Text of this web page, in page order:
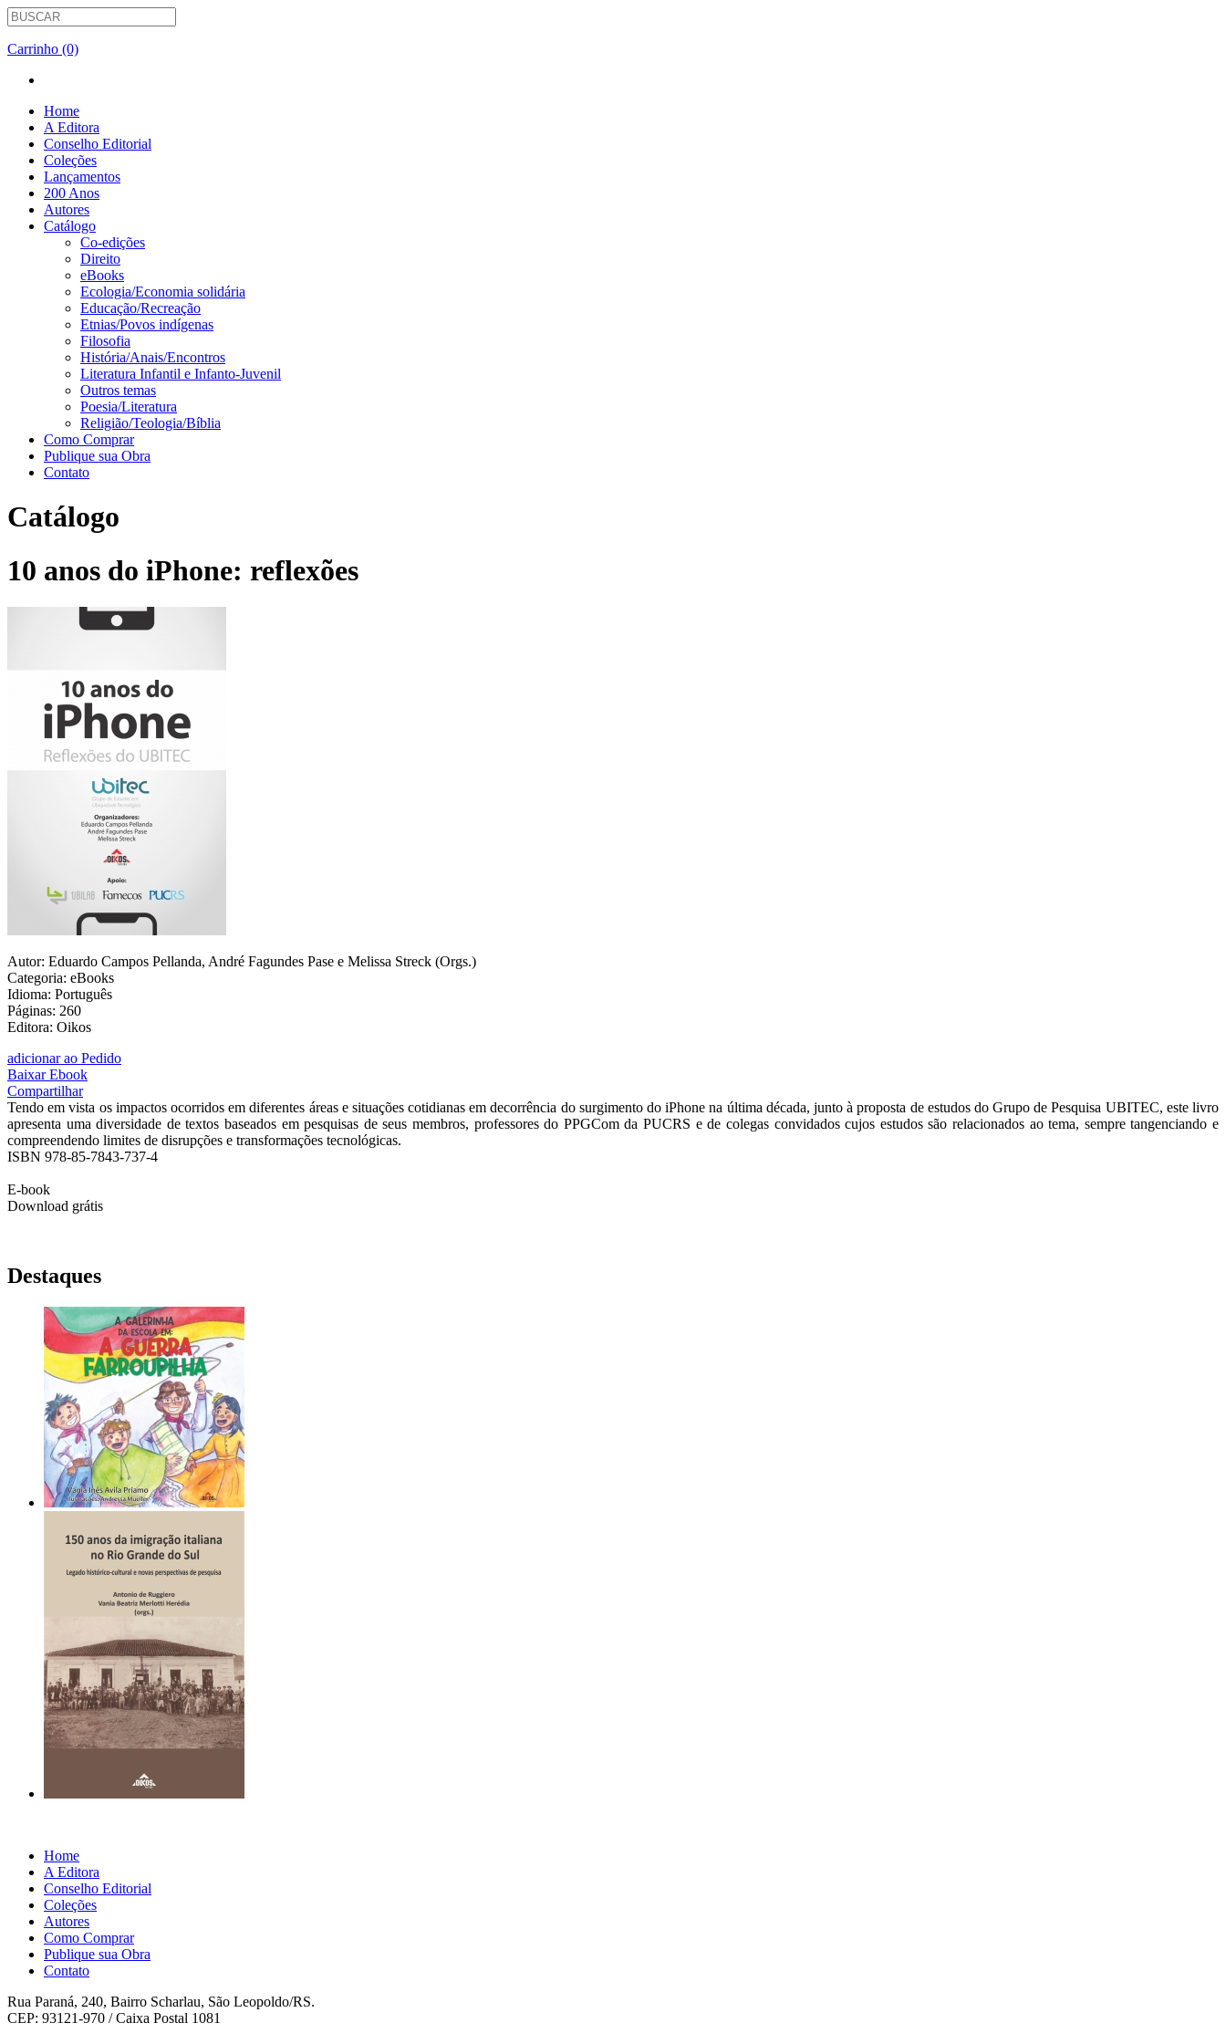
Carrinho (0)
Home
A Editora
Conselho Editorial
Coleções
Lançamentos
200 Anos
Autores
Catálogo
Co-edições
Direito
eBooks
Ecologia/Economia solidária
Educação/Recreação
Etnias/Povos indígenas
Filosofia
História/Anais/Encontros
Literatura Infantil e Infanto-Juvenil
Outros temas
Poesia/Literatura
Religião/Teologia/Bíblia
Como Comprar
Publique sua Obra
Contato
Catálogo
10 anos do iPhone: reflexões
Autor: Eduardo Campos Pellanda, André Fagundes Pase e Melissa Streck (Orgs.)
Categoria: eBooks
Idioma: Português
Páginas: 260
Editora: Oikos
adicionar ao Pedido
Baixar Ebook
Compartilhar
Tendo em vista os impactos ocorridos em diferentes áreas e situações cotidianas em decorrência do surgimento do iPhone na última década, junto à proposta de estudos do Grupo de Pesquisa UBITEC, este livro
apresenta uma diversidade de textos baseados em pesquisas de seus membros, professores do PPGCom da PUCRS e de colegas convidados cujos estudos são relacionados ao tema, sempre tangenciando e
compreendendo limites de disrupções e transformações tecnológicas.
ISBN 978-85-7843-737-4
E-book
Download grátis
Destaques
Home
A Editora
Conselho Editorial
Coleções
Autores
Como Comprar
Publique sua Obra
Contato
Rua Paraná, 240, Bairro Scharlau, São Leopoldo/RS.
CEP: 93121-970 / Caixa Postal 1081